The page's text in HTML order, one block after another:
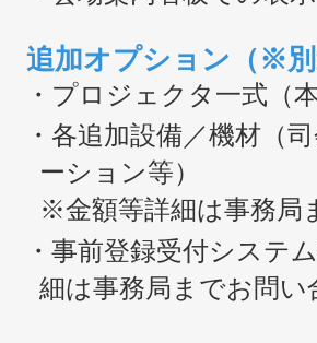
追加オプション（※別
・プロジェクタ一式（
・各追加設備／機材（
ーション等）
※金額等詳細は事務局
・事前登録受付システ
細は事務局までお問